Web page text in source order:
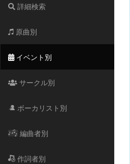
詳細検索
原曲別
イベント別
サークル別
ボーカリスト別
編曲者別
作詞者別